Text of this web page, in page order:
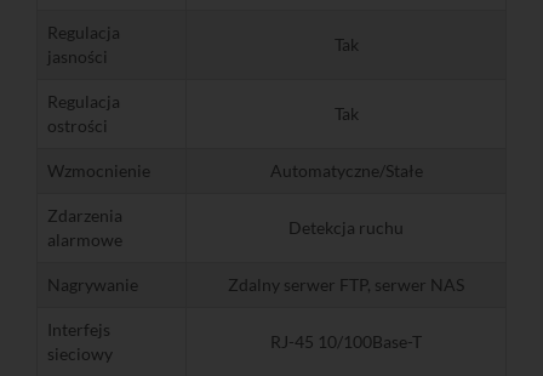
Regulacja
jasności
Tak
Regulacja
ostrości
Tak
Wzmocnienie Automatyczne/Stałe
Zdarzenia
alarmowe
Detekcja ruchu
Nagrywanie Zdalny serwer FTP, serwer NAS
Interfejs
sieciowy
RJ-45 10/100Base-T